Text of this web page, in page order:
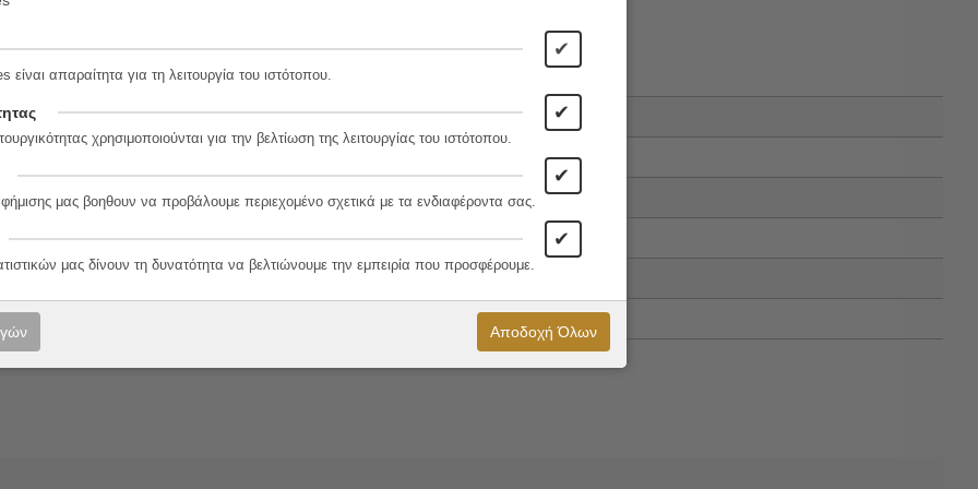
7
✔
απαραίτητα για τη λειτουργία του ιστότοπου.
✔
χρησιμοποιούνται για την βελτίωση της λειτουργίας του ιστότοπου.
✔
μας βοηθουν να προβάλουμε περιεχομένο σχετικά με τα ενδιαφέροντα σας.
✔
μας δίνουν τη δυνατότητα να βελτιώνουμε την εμπειρία που προσφέρουμε.
Αποδοχή Όλων